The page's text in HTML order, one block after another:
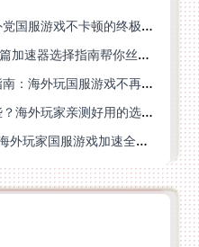
在英国打一梦江湖卡吗？海外党国服游戏不卡顿的终极解法
海外党打枪神纪卡成PPT？这篇加速器选择指南帮你丝滑上分
美国打我的起源加速器下载指南：海外玩国服游戏不再卡的终极方案
江南百景图国外加速器有哪些？海外玩家亲测好用的选择与避坑指南
去国外能打王国保卫战4吗？海外玩家国服游戏加速全攻略（附公主连结幻想江湖实测）